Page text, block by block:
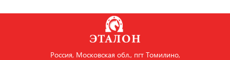
Россия, Московская обл., пгт Томилино,